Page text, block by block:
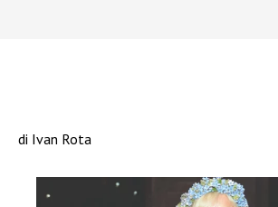
di Ivan Rota